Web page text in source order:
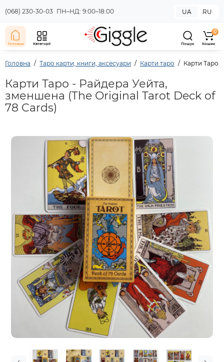
(068) 230-30-03 ПН–НД: 9:00–18:00 UA RU
Головна Категорії Пошук
0
Кошик
Головна Таро карти, книги, аксесуари Карти таро Карти Таро
Карти Таро - Райдера Уейта,
зменшена (The Original Tarot Deck of
78 Cards)